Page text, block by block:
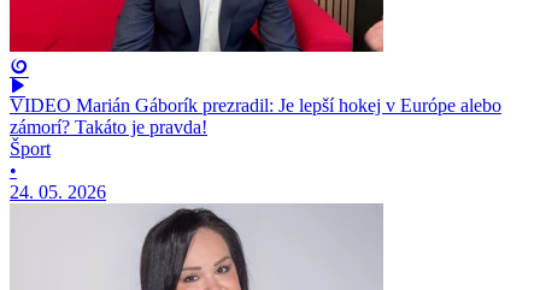
VIDEO Marián Gáborík prezradil: Je lepší hokej v Európe alebo
zámorí? Takáto je pravda!
Šport
•
24. 05. 2026